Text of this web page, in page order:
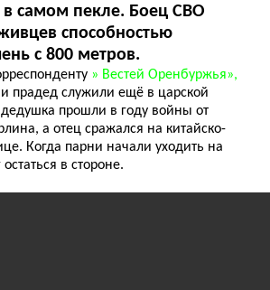
самом пекле. Боец СВО
способностью
с 800 метров.
» Вестей Оренбуржья»,
и прадед служили ещё в царской
прошли в году войны от
а отец сражался на китайско-
Когда парни начали уходить на
в стороне.